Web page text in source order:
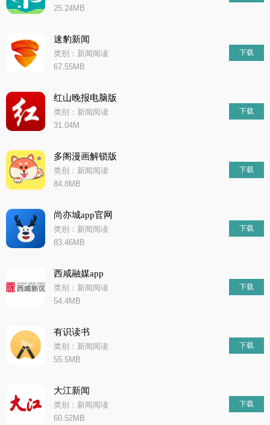
25.24MB
速豹新闻
类别：新闻阅读
67.55MB
下载
红山晚报电脑版
类别：新闻阅读
31.04M
下载
多阁漫画解锁版
类别：新闻阅读
84.8MB
下载
尚亦城app官网
类别：新闻阅读
83.46MB
下载
西咸融媒app
类别：新闻阅读
54.4MB
下载
有识读书
类别：新闻阅读
55.5MB
下载
大江新闻
类别：新闻阅读
60.52MB
下载